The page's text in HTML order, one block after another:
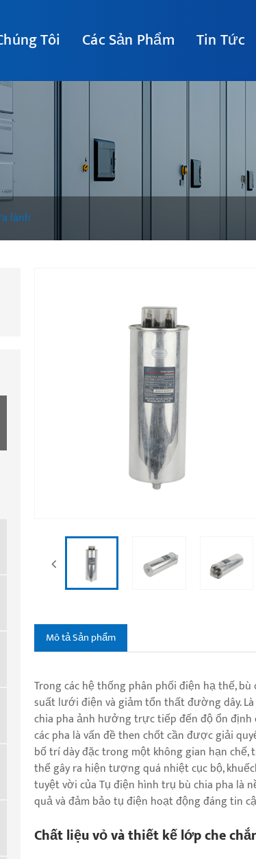
Tôi Các Sản Phẩm Tin Tức
lành
Mô tả Sản phẩm
Trong các hệ thống phân phối điện hạ thế,
suất lưới điện và giảm tổn thất đường dây.
chia pha ảnh hưởng trực tiếp đến độ ổn định
các pha là vấn đề then chốt cần được giải
bố trí dày đặc trong một không gian hạn
thể gây ra hiện tượng quá nhiệt cục bộ,
tuyệt vời của Tụ điện hình trụ bù chia pha là
quả và đảm bảo tụ điện hoạt động đáng tin
Chất liệu vỏ và thiết kế lớp che